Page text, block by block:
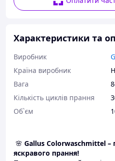
Характеристики та
Виробник
Країна виробник
Вага
Кількість циклів прання
Об`єм
🌸 Gallus Colorwaschmittel –
яскравого прання!